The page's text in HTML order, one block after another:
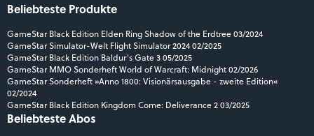
Beliebteste Produkte
GameStar Black Edition Elden Ring Shadow of the Erdtree 03/2024
GameStar Simulator-Welt Flight Simulator 2024 02/2025
GameStar Black Edition Baldur's Gate 3 05/2025
GameStar MMO Sonderheft World of Warcraft: Midnight 02/2026
GameStar Sonderheft »Anno 1800: Visionärsausgabe - zweite Edition«
02/2024
GameStar Black Edition Kingdom Come: Deliverance 2 03/2025
Beliebteste Abos